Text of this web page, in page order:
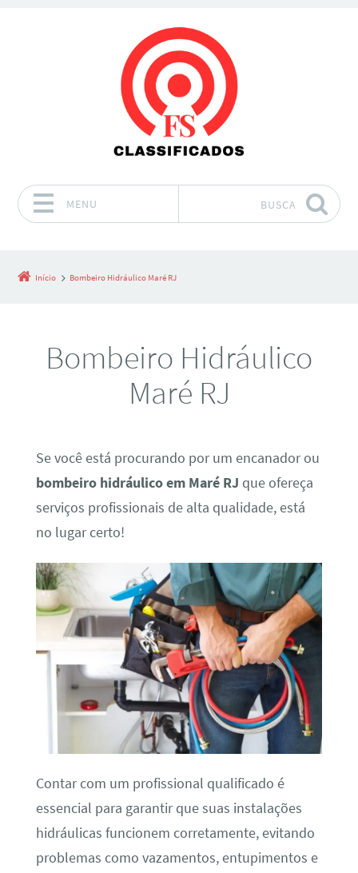
MENU BUSCA
Início Bombeiro Hidráulico Maré RJ
Bombeiro Hidráulico
Maré RJ
Se você está procurando por um encanador ou
bombeiro hidráulico em Maré RJ que ofereça
serviços profissionais de alta qualidade, está
no lugar certo!
Contar com um profissional qualificado é
essencial para garantir que suas instalações
hidráulicas funcionem corretamente, evitando
problemas como vazamentos, entupimentos e